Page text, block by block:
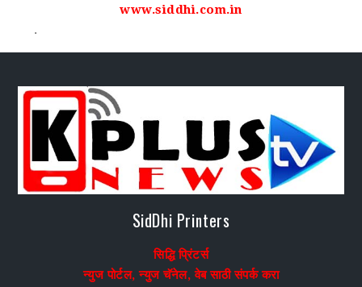
www.siddhi.com.in
.
SidDhi Printers
सिद्धि प्रिंटर्स
न्युज पोर्टल, न्युज चॅनेल, वेब साठी संपर्क करा